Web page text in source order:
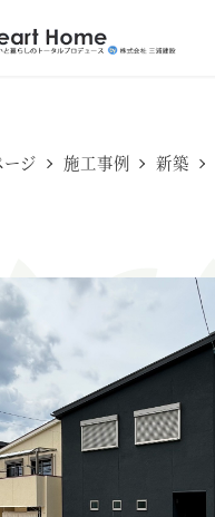
ージ 施工事例 新築